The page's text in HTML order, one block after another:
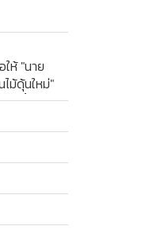
ห้ "นาย
ม้ดุ้นใหม่"
วันนี้ ขอคุย